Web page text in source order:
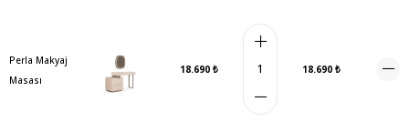
Perla Makyaj
Masası
18.690 ₺ 18.690 ₺